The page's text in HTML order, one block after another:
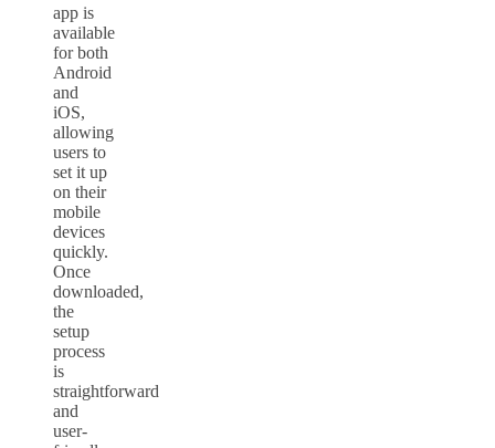
app is
available
for both
Android
and
iOS,
allowing
users to
set it up
on their
mobile
devices
quickly.
Once
downloaded,
the
setup
process
is
straightforward
and
user-